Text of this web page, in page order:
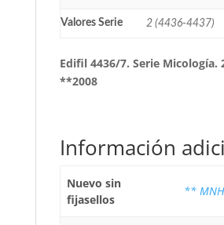
Valores Serie 2 (4436-4437)
Edifil 4436/7. Serie Micología.
**2008
Información
Nuevo sin
fijasellos
** MNH